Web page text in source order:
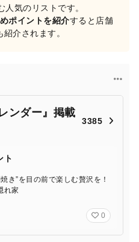
人気のリストです。
ポイントを紹介すると店舗
介されます。
ンダー』掲載
3385
ト
き”を目の前で楽しむ贅沢を！
れ家
0